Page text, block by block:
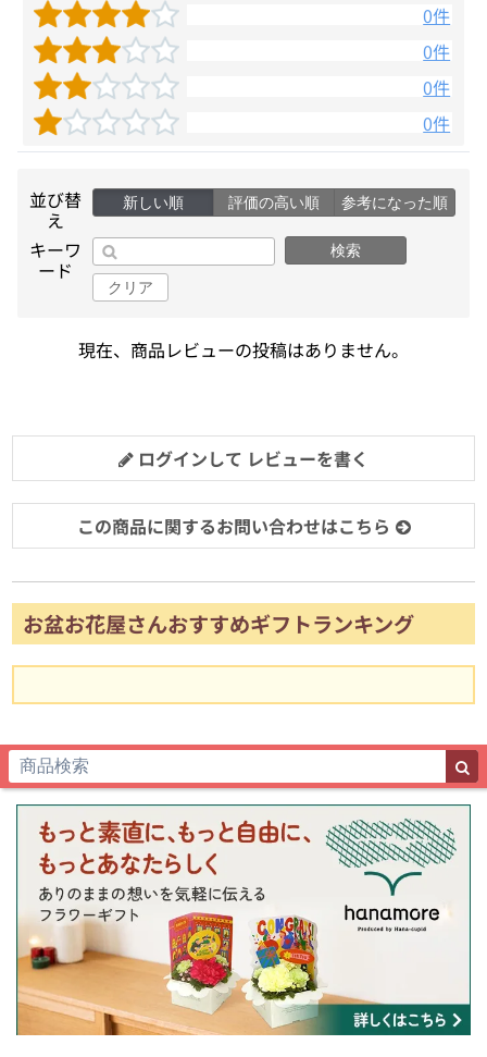
0件
0件
0件
0件
並び替
え
新しい順 評価の高い順 参考になった順
キーワ
ード
検索
クリア
現在、商品レビューの投稿はありません。
ログインして レビューを書く
この商品に関するお問い合わせはこちら
お盆お花屋さんおすすめギフトランキング